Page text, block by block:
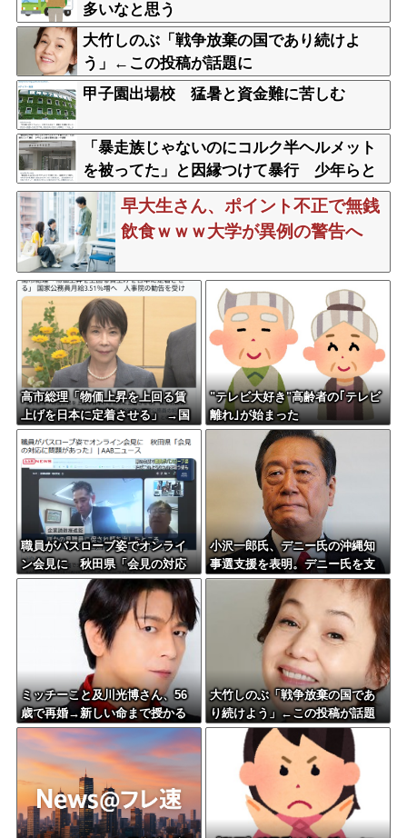
多いなと思う
大竹しのぶ「戦争放棄の国であり続けよ
う」←この投稿が話題に
甲子園出場校 猛暑と資金難に苦しむ
「暴走族じゃないのにコルク半ヘルメット
を被ってた」と因縁つけて暴行 少年らと
父親(37)逮捕
早大生さん、ポイント不正で無銭
飲食ｗｗｗ大学が異例の警告へ
高市総理「物価上昇を上回る賃
上げを日本に定着させる」 →国
家公務員月給3.51％増へ 人事院
の勧告を受け
"テレビ大好き"高齢者の｢テレビ
離れ｣が始まった
職員がバスローブ姿でオンライ
ン会見に 秋田県「会見の対応
に問題があった」
小沢一郎氏、デニー氏の沖縄知
事選支援を表明。デニー氏を支
援しない中革連を批判
ミッチーこと及川光博さん、56
歳で再婚→新しい命まで授かる
ｗｗｗｗｗ
大竹しのぶ「戦争放棄の国であ
り続けよう」←この投稿が話題
に